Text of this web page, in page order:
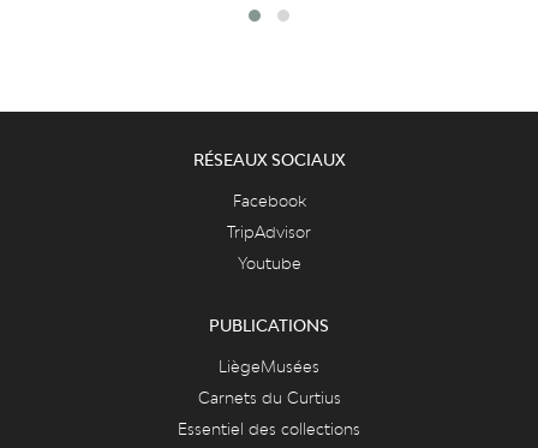
RÉSEAUX SOCIAUX
Facebook
TripAdvisor
Youtube
PUBLICATIONS
LiègeMusées
Carnets du Curtius
Essentiel des collections